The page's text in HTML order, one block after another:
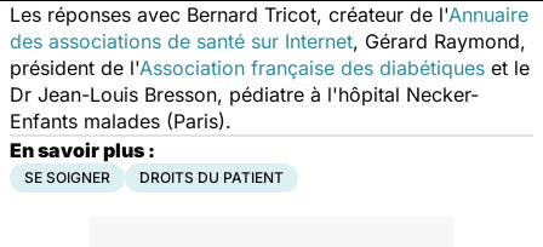
Les réponses avec Bernard Tricot, créateur de l'Annuaire
des associations de santé sur Internet, Gérard Raymond,
président de l'Association française des diabétiques et le
Dr Jean-Louis Bresson, pédiatre à l'hôpital Necker-
Enfants malades (Paris).
En savoir plus :
SE SOIGNER DROITS DU PATIENT